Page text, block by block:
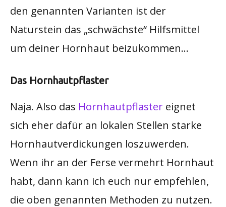
den genannten Varianten ist der
Naturstein das „schwächste“ Hilfsmittel
um deiner Hornhaut beizukommen…
Das Hornhautpflaster
Naja. Also das Hornhautpflaster eignet
sich eher dafür an lokalen Stellen starke
Hornhautverdickungen loszuwerden.
Wenn ihr an der Ferse vermehrt Hornhaut
habt, dann kann ich euch nur empfehlen,
die oben genannten Methoden zu nutzen.